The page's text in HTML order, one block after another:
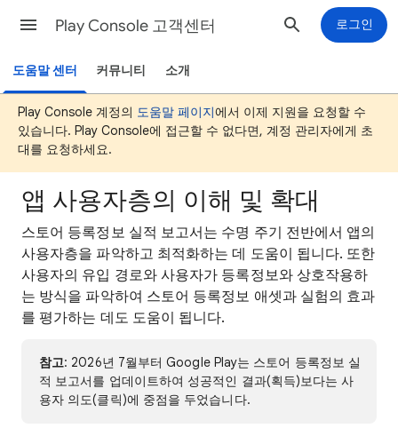
Play Console 고객센터 로그인
도움말 센터 커뮤니티 소개
Play Console 계정의 도움말 페이지에서 이제 지원을 요청할 수
있습니다. Play Console에 접근할 수 없다면, 계정 관리자에게 초
대를 요청하세요.
앱 사용자층의 이해 및 확대
스토어 등록정보 실적 보고서는 수명 주기 전반에서 앱의
사용자층을 파악하고 최적화하는 데 도움이 됩니다. 또한
사용자의 유입 경로와 사용자가 등록정보와 상호작용하
는 방식을 파악하여 스토어 등록정보 애셋과 실험의 효과
를 평가하는 데도 도움이 됩니다.
참고: 2026년 7월부터 Google Play는 스토어 등록정보 실
적 보고서를 업데이트하여 성공적인 결과(획득)보다는 사
용자 의도(클릭)에 중점을 두었습니다.